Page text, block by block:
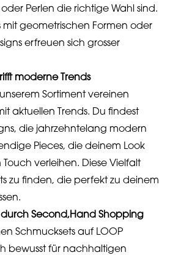
Perlen die richtige Wahl sind.
mit geometrischen Formen oder
erfreuen sich grosser
moderne Trends
Sortiment vereinen
aktuellen Trends. Du findest
die jahrzehntelang modern
Pieces, die deinem Look
verleihen. Diese Vielfalt
zu finden, die perfekt zu deinem
Second,Hand Shopping
Schmucksets auf LOOP
bewusst für nachhaltigen